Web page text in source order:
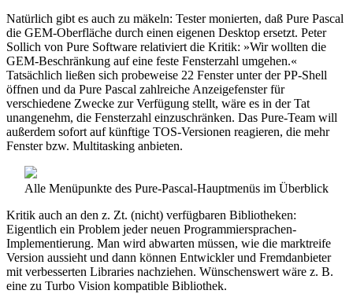
Natürlich gibt es auch zu mäkeln: Tester monierten, daß Pure Pascal
die GEM-Oberfläche durch einen eigenen Desktop ersetzt. Peter
Sollich von Pure Software relativiert die Kritik: »Wir wollten die
GEM-Beschränkung auf eine feste Fensterzahl umgehen.«
Tatsächlich ließen sich probeweise 22 Fenster unter der PP-Shell
öffnen und da Pure Pascal zahlreiche Anzeigefenster für
verschiedene Zwecke zur Verfügung stellt, wäre es in der Tat
unangenehm, die Fensterzahl einzuschränken. Das Pure-Team will
außerdem sofort auf künftige TOS-Versionen reagieren, die mehr
Fenster bzw. Multitasking anbieten.
Alle Menüpunkte des Pure-Pascal-Hauptmenüs im Überblick
Kritik auch an den z. Zt. (nicht) verfügbaren Bibliotheken:
Eigentlich ein Problem jeder neuen Programmiersprachen-
Implementierung. Man wird abwarten müssen, wie die marktreife
Version aussieht und dann können Entwickler und Fremdanbieter
mit verbesserten Libraries nachziehen. Wünschenswert wäre z. B.
eine zu Turbo Vision kompatible Bibliothek.